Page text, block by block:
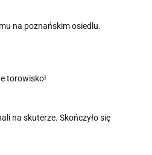
na poznańskim osiedlu.
torowisko!
na skuterze. Skończyło się